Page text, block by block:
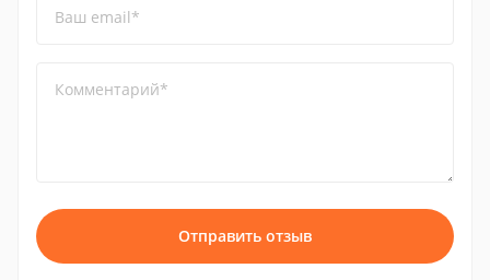
Ваш email*
Комментарий*
Отправить отзыв